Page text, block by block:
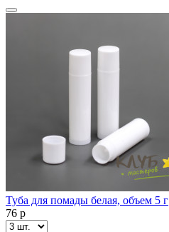
Туба для помады белая, объем 5 г
76 p